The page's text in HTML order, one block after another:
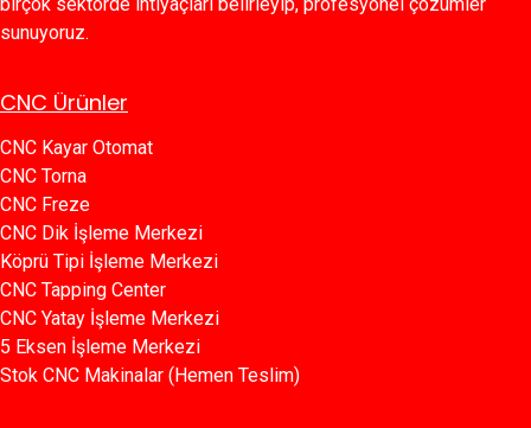
sunuyoruz.
CNC Ürünler
CNC Kayar Otomat
CNC Torna
CNC Freze
CNC Dik İşleme Merkezi
Köprü Tipi İşleme Merkezi
C​​NC Tapping Center
CNC Yatay İşleme Merkezi
5 Eksen İşleme Merkezi
Stok CNC Makinalar (Hemen Teslim)